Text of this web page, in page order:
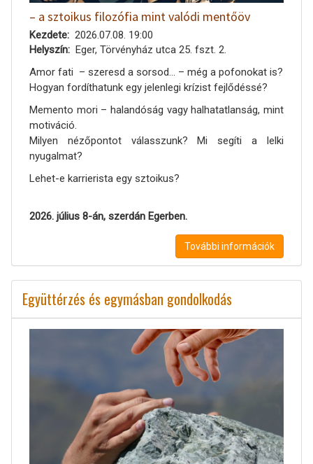
– a sztoikus filozófia mint valódi mentőöv
Kezdete
2026.07.08. 19:00
Helyszín
Eger, Törvényház utca 25. fszt. 2.
Amor fati – szeresd a sorsod... – még a pofonokat is?
Hogyan fordíthatunk egy jelenlegi krízist fejlődéssé?
Memento mori – halandóság vagy halhatatlanság, mint
motiváció.
Milyen nézőpontot válasszunk? Mi segíti a lelki
nyugalmat?
Lehet-e karrierista egy sztoikus?
2026. július 8-án, szerdán Egerben.
További információk
Együttérzés és egymásban gondolkodás